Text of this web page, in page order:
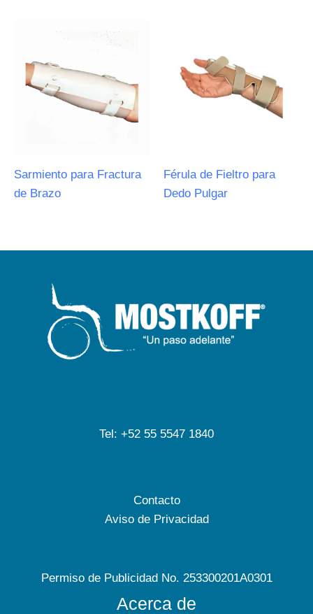
Sarmiento para Fractura
de Brazo
Férula de Fieltro para
Dedo Pulgar
Tel: +52 55 5547 1840
Contacto
Aviso de Privacidad
Permiso de Publicidad No. 253300201A0301
Acerca de